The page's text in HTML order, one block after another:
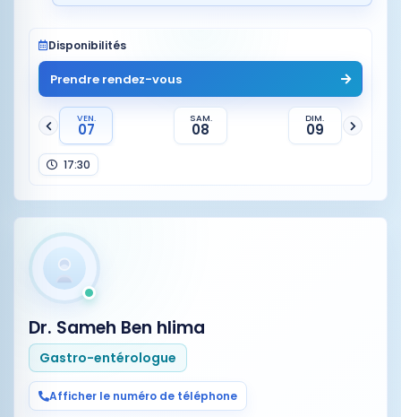
Disponibilités
Prendre rendez-vous
VEN.
07
SAM.
08
DIM.
09
17:30
Dr. Sameh Ben hlima
Gastro-entérologue
Afficher le numéro de téléphone